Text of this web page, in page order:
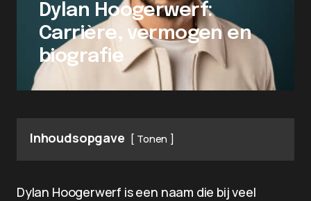
Dylan Hoogerwerf:
Carrière, vermogen en
biografie
Inhoudsopgave Tonen
Dylan Hoogerwerf is een naam die bij veel